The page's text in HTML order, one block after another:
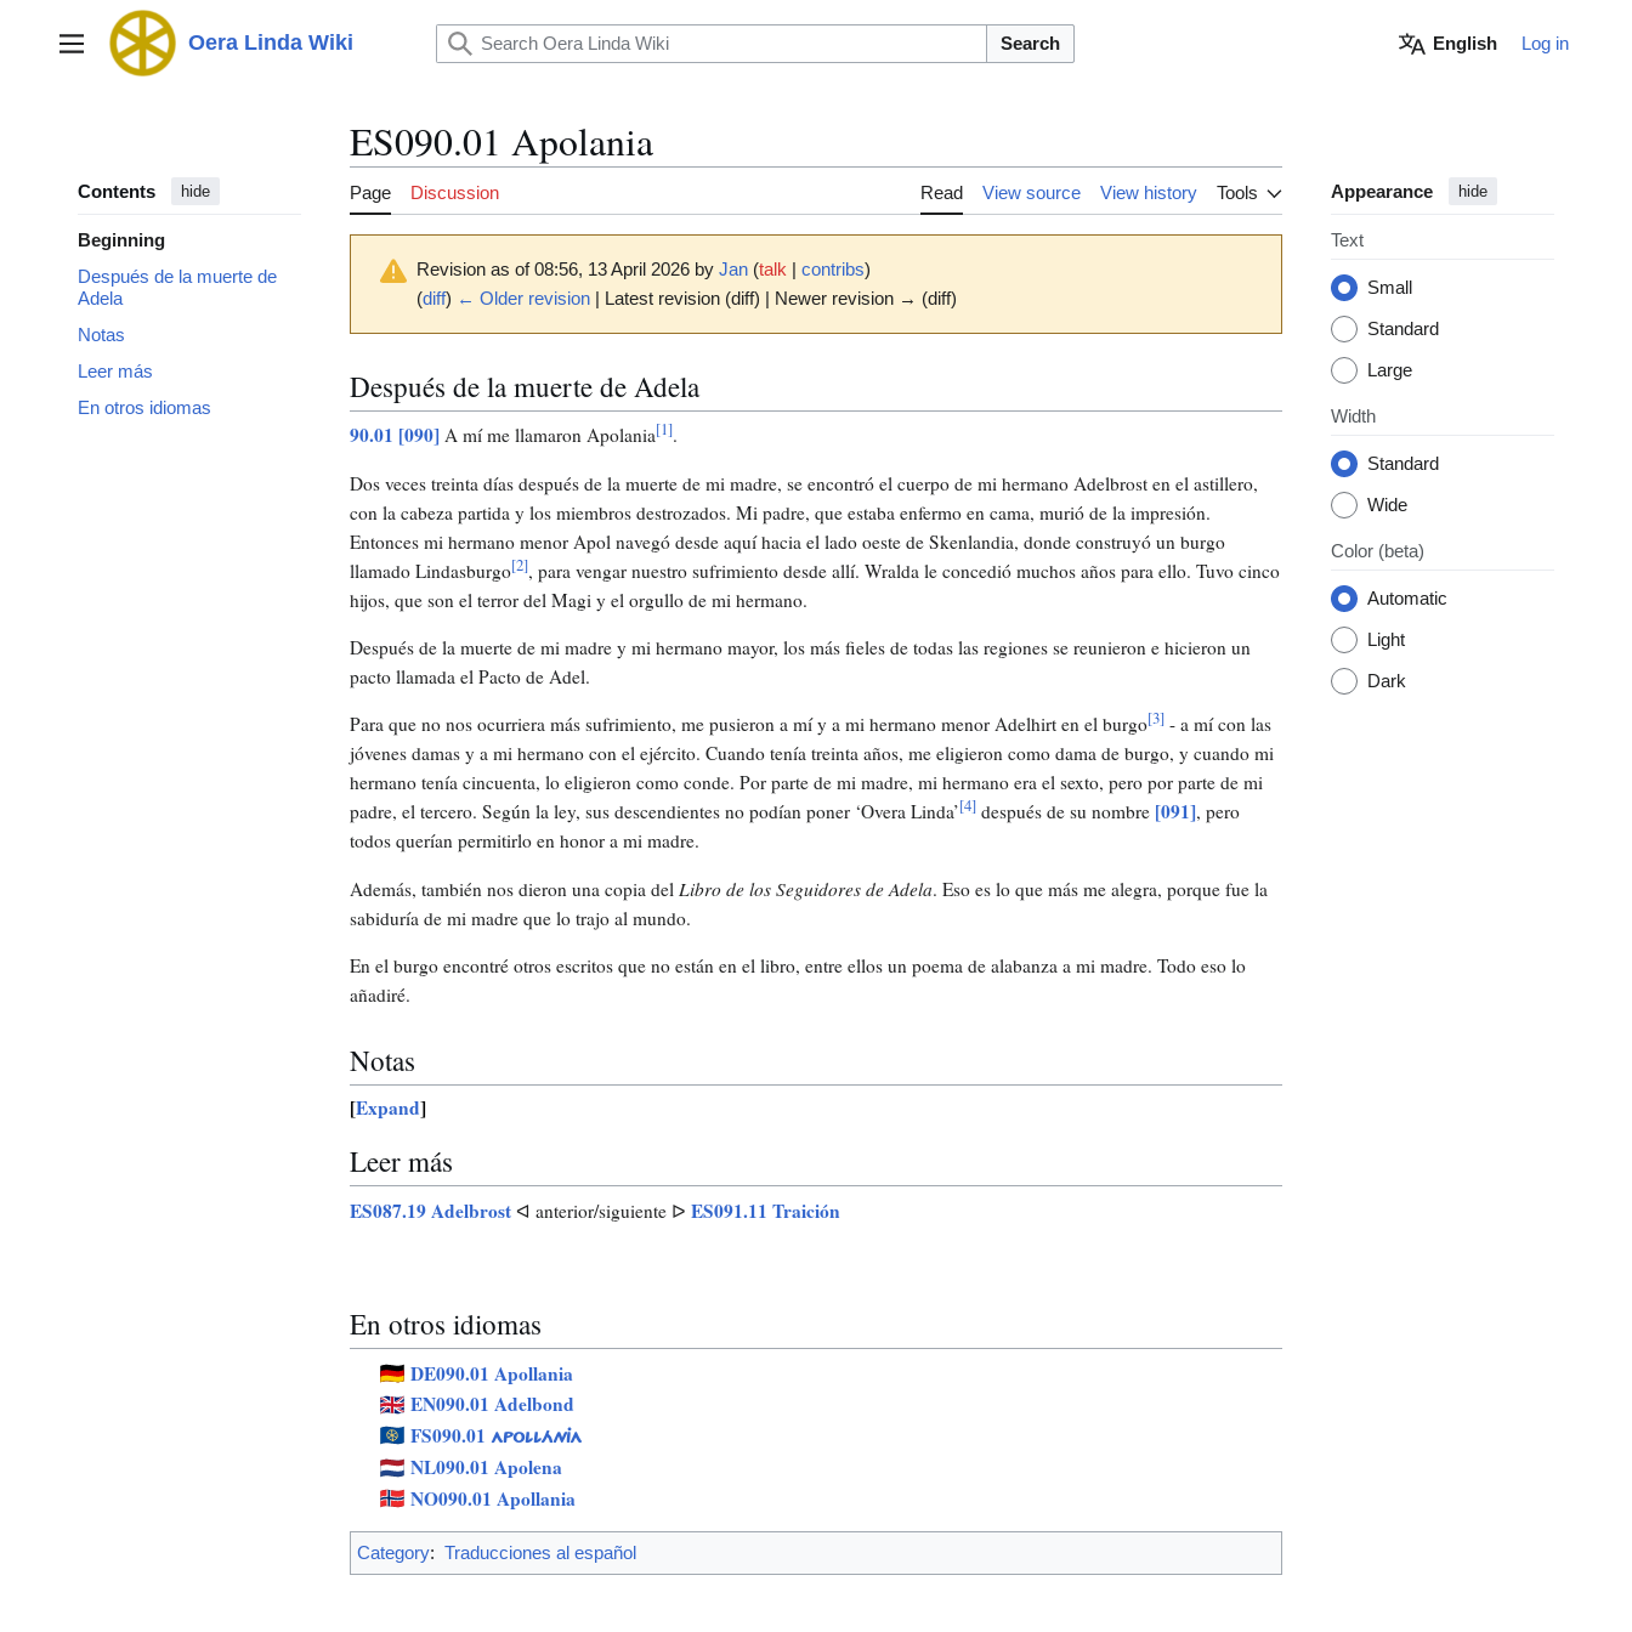
Main menu Oera Linda Wiki Search English Log in
Contents hide
Beginning
Después de la muerte de
Adela
Notas
Leer más
En otros idiomas
ES090.01 Apolania
Page Discussion Read View source View history Tools Appearance hide
Text
Small
Standard
Large
Width
Standard
Wide
Color (beta)
Automatic
Light
Dark
Revision as of 08:56, 13 April 2026 by Jan (talk | contribs)
(diff) ← Older revision| Latest revision (diff) | Newer revision → (diff)
Después de la muerte de Adela
90.01 [090] A mí me llamaron Apolania[1].
Dos veces treinta días después de la muerte de mi madre, se encontró el cuerpo de mi hermano Adelbrost en el astillero,
con la cabeza partida y los miembros destrozados. Mi padre, que estaba enfermo en cama, murió de la impresión.
Entonces mi hermano menor Apol navegó desde aquí hacia el lado oeste de Skenlandia, donde construyó un burgo
llamado Lindasburgo[2], para vengar nuestro sufrimiento desde allí. Wralda le concedió muchos años para ello. Tuvo cinco
hijos, que son el terror del Magi y el orgullo de mi hermano.
Después de la muerte de mi madre y mi hermano mayor, los más fieles de todas las regiones se reunieron e hicieron un
pacto llamada el Pacto de Adel.
Para que no nos ocurriera más sufrimiento, me pusieron a mí y a mi hermano menor Adelhirt en el burgo[3]- a mí con las
jóvenes damas y a mi hermano con el ejército. Cuando tenía treinta años, me eligieron como dama de burgo, y cuando mi
hermano tenía cincuenta, lo eligieron como conde. Por parte de mi madre, mi hermano era el sexto, pero por parte de mi
padre, el tercero. Según la ley, sus descendientes no podían poner ‘Overa Linda’[4]después de su nombre [091], pero
todos querían permitirlo en honor a mi madre.
Además, también nos dieron una copia del Libro de los Seguidores de Adela. Eso es lo que más me alegra, porque fue la
sabiduría de mi madre que lo trajo al mundo.
En el burgo encontré otros escritos que no están en el libro, entre ellos un poema de alabanza a mi madre. Todo eso lo
añadiré.
Notas
Expand
Leer más
ES087.19 Adelbrostᐊ anterior/siguiente ᐅ ES091.11 Traición
En otros idiomas
DE090.01 Apollania
EN090.01 Adelbond
FS090.01 APOLLÁNJA
NL090.01 Apolena
NO090.01 Apollania
Category: Traducciones al español